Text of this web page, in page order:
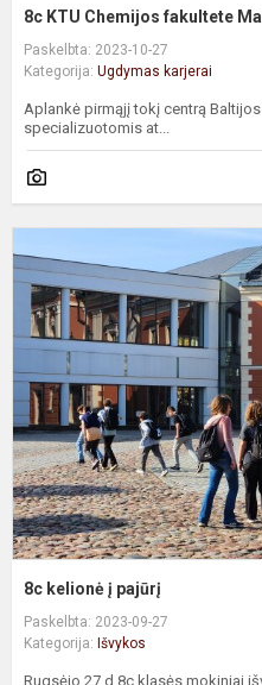
8c KTU Chemijos fakultete
Paskelbta: 2023-10-27
Kategorija: Ugdymas karjerai
Aplankė pirmąjį tokį centrą
specializuotomis at...
8c kelionė į pajūrį
Paskelbta: 2023-09-27
Kategorija: Išvykos
Rugsėjo 27 d 8c klasės mokiniai